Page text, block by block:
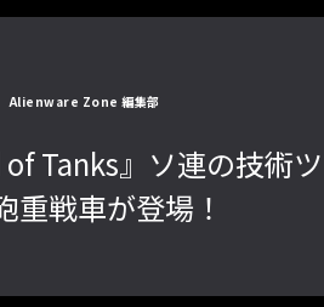
Alienware Zone 編集部
Tanks』ソ連の技術ツ
重戦車が登場！